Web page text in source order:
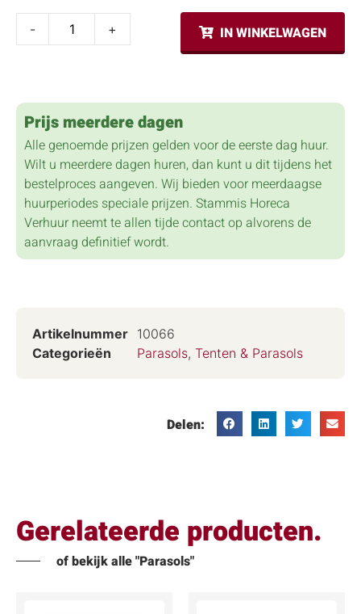
- + IN WINKELWAGEN
Prijs meerdere dagen
Alle genoemde prijzen gelden voor de eerste dag huur.
Wilt u meerdere dagen huren, dan kunt u dit tijdens het
bestelproces aangeven. Wij bieden voor meerdaagse
huurperiodes speciale prijzen. Stammis Horeca
Verhuur neemt te allen tijde contact op alvorens de
aanvraag definitief wordt.
Artikelnummer 10066
Categorieën
Parasols, Tenten & Parasols
Delen:
Gerelateerde producten.
of bekijk alle "Parasols"